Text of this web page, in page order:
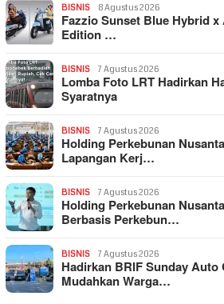
BISNIS 8 Agustus 2026
Fazzio Sunset Blue Hybrid
Edition …
BISNIS 7 Agustus 2026
Lomba Foto LRT Hadirkan
Syaratnya
BISNIS 7 Agustus 2026
Holding Perkebunan
Lapangan Kerj…
BISNIS 7 Agustus 2026
Holding Perkebunan
Berbasis Perkebun…
BISNIS 7 Agustus 2026
Hadirkan BRIF Sunday
Mudahkan Warga…